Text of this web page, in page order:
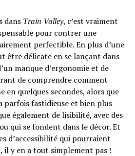
dans Train Valley, c’est vraiment
pour contrer une
perfectible. En plus d’une
être délicate en se lançant dans
manque d’ergonomie et de
de comprendre comment
en quelques secondes, alors que
parfois fastidieuse et bien plus
également de lisibilité, avec des
qui se fondent dans le décor. Et
d’accessibilité qui pourraient
il y en a tout simplement pas !